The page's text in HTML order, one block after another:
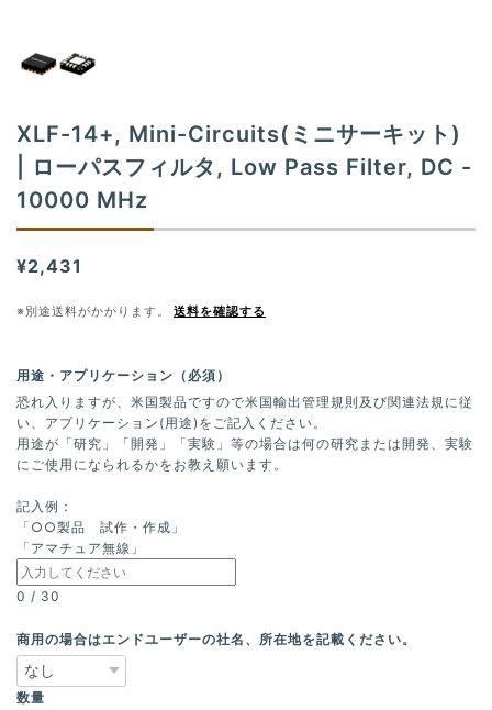
XLF-14+, Mini-Circuits(ミニサーキット)
| ローパスフィルタ, Low Pass Filter, DC -
10000 MHz
¥2,431
※別途送料がかかります。 送料を確認する
用途・アプリケーション（必須）
恐れ入りますが、米国製品ですので米国輸出管理規則及び関連法規に従
い、アプリケーション(用途)をご記入ください。
用途が「研究」「開発」「実験」等の場合は何の研究または開発、実験
にご使用になられるかをお教え願います。
記入例：
「○○製品 試作・作成」
「アマチュア無線」
0 / 30
商用の場合はエンドユーザーの社名、所在地を記載ください。
数量